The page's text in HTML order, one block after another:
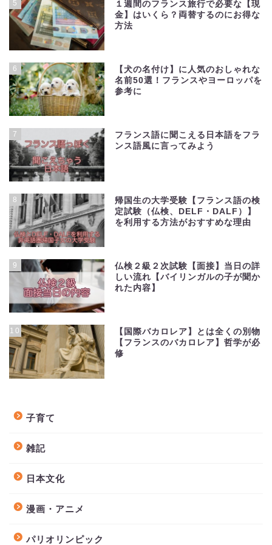
5
１週間のフランス旅行で必要な【現
金】はいくら？両替するのにお得な
方法
6
【犬の名付け】に人気のおしゃれな
名前50選！フランスやヨーロッパを
参考に
7
フランス語に聞こえる日本語をフラ
ンス語風に言ってみよう
8
帰国生の大学受験【フランス語の検
定試験（仏検、DELF・DALF）】
を利用する方法がおすすめな理由
9
仏検２級２次試験【面接】当日の詳
しい流れ【バイリンガルの子が聞か
れた内容】
10
【国際バカロレア】とは全くの別物
【フランスのバカロレア】哲学が必
修
子育て
雑記
日本文化
漫画・アニメ
パリオリンピック